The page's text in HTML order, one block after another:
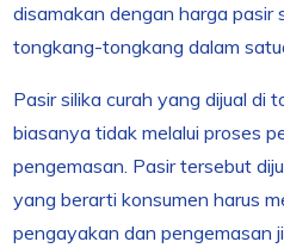
disamakan dengan harga pasir
tongkang-tongkang dalam
Pasir silika curah yang dijual di
biasanya tidak melalui proses
pengemasan. Pasir tersebut
yang berarti konsumen harus
pengayakan dan pengemasan